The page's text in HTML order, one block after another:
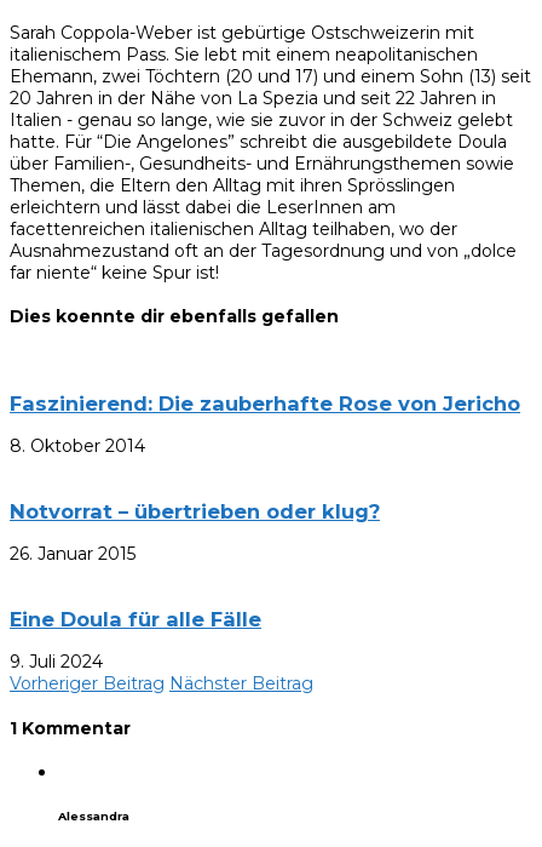
Sarah Coppola-Weber ist gebürtige Ostschweizerin mit
italienischem Pass. Sie lebt mit einem neapolitanischen
Ehemann, zwei Töchtern (20 und 17) und einem Sohn (13) seit
20 Jahren in der Nähe von La Spezia und seit 22 Jahren in
Italien - genau so lange, wie sie zuvor in der Schweiz gelebt
hatte. Für “Die Angelones” schreibt die ausgebildete Doula
über Familien-, Gesundheits- und Ernährungsthemen sowie
Themen, die Eltern den Alltag mit ihren Sprösslingen
erleichtern und lässt dabei die LeserInnen am
facettenreichen italienischen Alltag teilhaben, wo der
Ausnahmezustand oft an der Tagesordnung und von „dolce
far niente“ keine Spur ist!
Dies koennte dir ebenfalls gefallen
Faszinierend: Die zauberhafte Rose von Jericho
8. Oktober 2014
Notvorrat – übertrieben oder klug?
26. Januar 2015
Eine Doula für alle Fälle
9. Juli 2024
Vorheriger Beitrag Nächster Beitrag
1 Kommentar
Alessandra